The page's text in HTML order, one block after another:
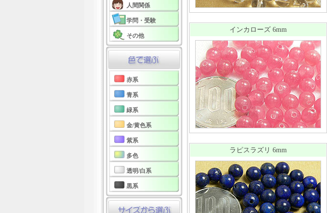
人間関係
学問・受験
その他
赤系
青系
緑系
金/黄色系
紫系
多色
透明/白系
黒系
インカローズ 6mm
ラピスラズリ 6mm